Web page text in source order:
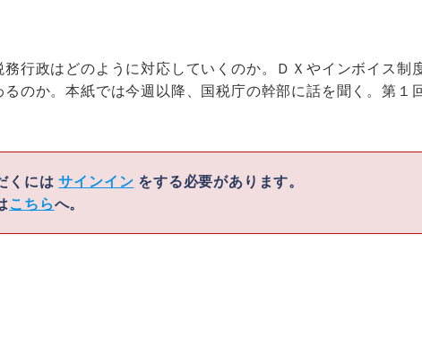
行政はどのように対応していくのか。ＤＸやインボイス制
のか。本紙では今週以降、国税庁の幹部に話を聞く。第１
くにはサインイン をする必要があります。
こちらへ。